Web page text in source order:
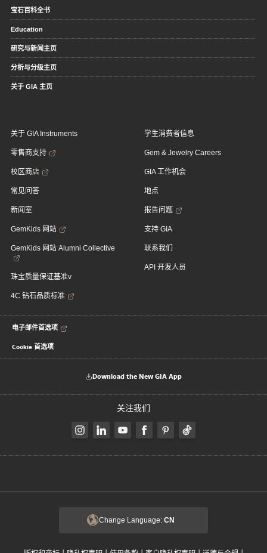
宝石百科全书
Education
研究与新闻主页
分析与分级主页
关于 GIA 主页
关于 GIA Instruments
零售商支持
校区商店
常见问答
新闻室
GemKids 网站
GemKids 网站 Alumni Collective
珠宝质量保证基准v
4C 钻石品质标准
学生消费者信息
Gem & Jewelry Careers
GIA 工作机会
地点
报告问题
支持 GIA
联系我们
API 开发人员
电子邮件首选项
Cookie 首选项
Download the New GIA App
关注我们
Change Language: CN